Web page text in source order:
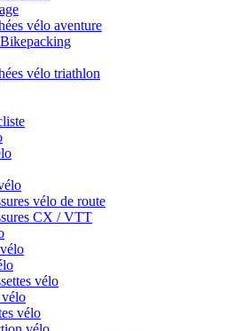
vélo aventure
vélo triathlon
vélo de route
CX / VTT
vélo
vélo